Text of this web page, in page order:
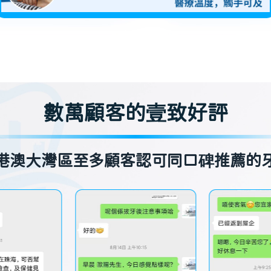
數萬顧客的壹致好評
澳大灣區至多顧客認可同口碑推薦的